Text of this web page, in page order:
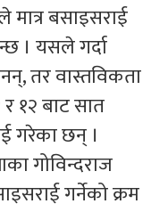
मात्र बसाइसराई
। यसले गर्दा
तर वास्तविकता
र १२ बाट सात
गरेका छन् ।
गोविन्दराज
गर्नेको क्रम